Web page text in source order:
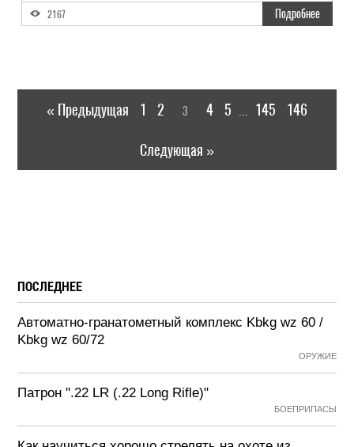
2167 Подробнее
« Предыдущая 1 2 3 4 5 145 146
Следующая »
ПОСЛЕДНЕЕ
Автоматно-гранатометный комплекс Kbkg wz 60 /
Kbkg wz 60/72
ОРУЖИЕ
Патрон ".22 LR (.22 Long Rifle)"
БОЕПРИПАСЫ